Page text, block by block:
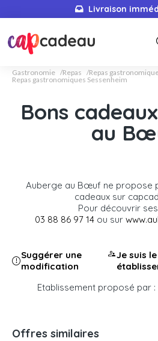
Livraison
Gastronomie Repas
Repas
Repas gastronomiques Sessenheim
Bons
au
Auberge au Bœuf ne propose
cadeaux sur
Pour découvrir
03 88 86 97 14ou sur
Suggérer une
modification
Je suis
Etablissement proposé par :
Offres similaires